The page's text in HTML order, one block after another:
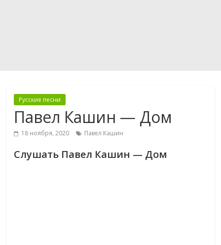
Русские песни
Павел Кашин — Дом
18 ноября, 2020 Павел Кашин
Слушать Павел Кашин — Дом